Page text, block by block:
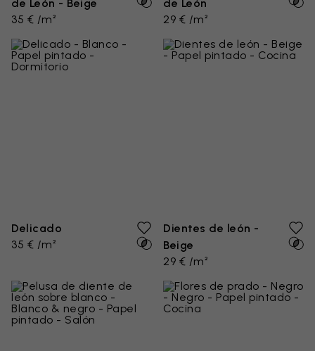
de León - Beige
35 € /m²
de León
29 € /m²
Delicado
35 € /m²
Dientes de león -
Beige
29 € /m²